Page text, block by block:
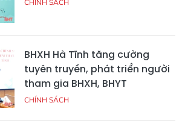
CHÍNH SÁCH
BHXH Hà Tĩnh tăng cường
tuyên truyền, phát triển người
tham gia BHXH, BHYT
CHÍNH SÁCH